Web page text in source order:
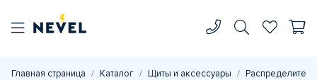
Главная страница Каталог Щиты и аксессуары